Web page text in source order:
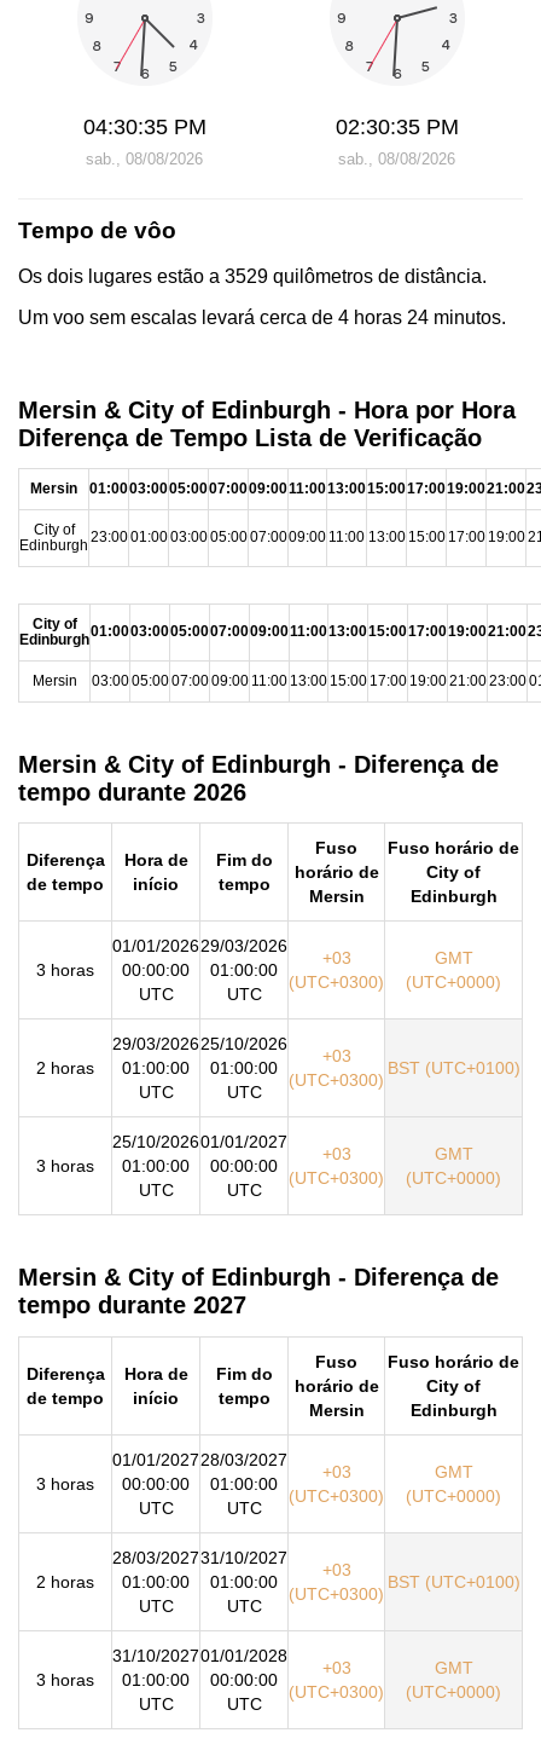
04:30:35 PM
sab., 08/08/2026
02:30:35 PM
sab., 08/08/2026
Tempo de vôo
Os dois lugares estão a 3529 quilômetros de distância.
Um voo sem escalas levará cerca de 4 horas 24 minutos.
Mersin & City of Edinburgh - Hora por Hora
Diferença de Tempo Lista de Verificação
Mersin 01:0003:0005:0007:0009:0011:0013:0015:0017:0019:0021:00
City of
Edinburgh 23:0001:0003:0005:0007:0009:00 11:00 13:00 15:00 17:00 19:00
City of
Edinburgh01:0003:0005:0007:0009:0011:0013:0015:0017:0019:0021:00
Mersin 03:0005:0007:0009:00 11:00 13:00 15:00 17:00 19:0021:0023:00
Mersin & City of Edinburgh - Diferença de
tempo durante 2026
Diferença
de tempo
Hora de
início
Fim do
tempo
Fuso
horário de
Mersin
Fuso horário de
City of
Edinburgh
3 horas
01/01/2026
00:00:00
UTC
29/03/2026
01:00:00
UTC
+03
(UTC+0300)
GMT
(UTC+0000)
2 horas
29/03/2026
01:00:00
UTC
25/10/2026
01:00:00
UTC
+03
(UTC+0300)
BST (UTC+0100)
3 horas
25/10/2026
01:00:00
UTC
01/01/2027
00:00:00
UTC
+03
(UTC+0300)
GMT
(UTC+0000)
Mersin & City of Edinburgh - Diferença de
tempo durante 2027
Diferença
de tempo
Hora de
início
Fim do
tempo
Fuso
horário de
Mersin
Fuso horário de
City of
Edinburgh
3 horas
01/01/2027
00:00:00
UTC
28/03/2027
01:00:00
UTC
+03
(UTC+0300)
GMT
(UTC+0000)
2 horas
28/03/2027
01:00:00
UTC
31/10/2027
01:00:00
UTC
+03
(UTC+0300)
BST (UTC+0100)
3 horas
31/10/2027
01:00:00
UTC
01/01/2028
00:00:00
UTC
+03
(UTC+0300)
GMT
(UTC+0000)